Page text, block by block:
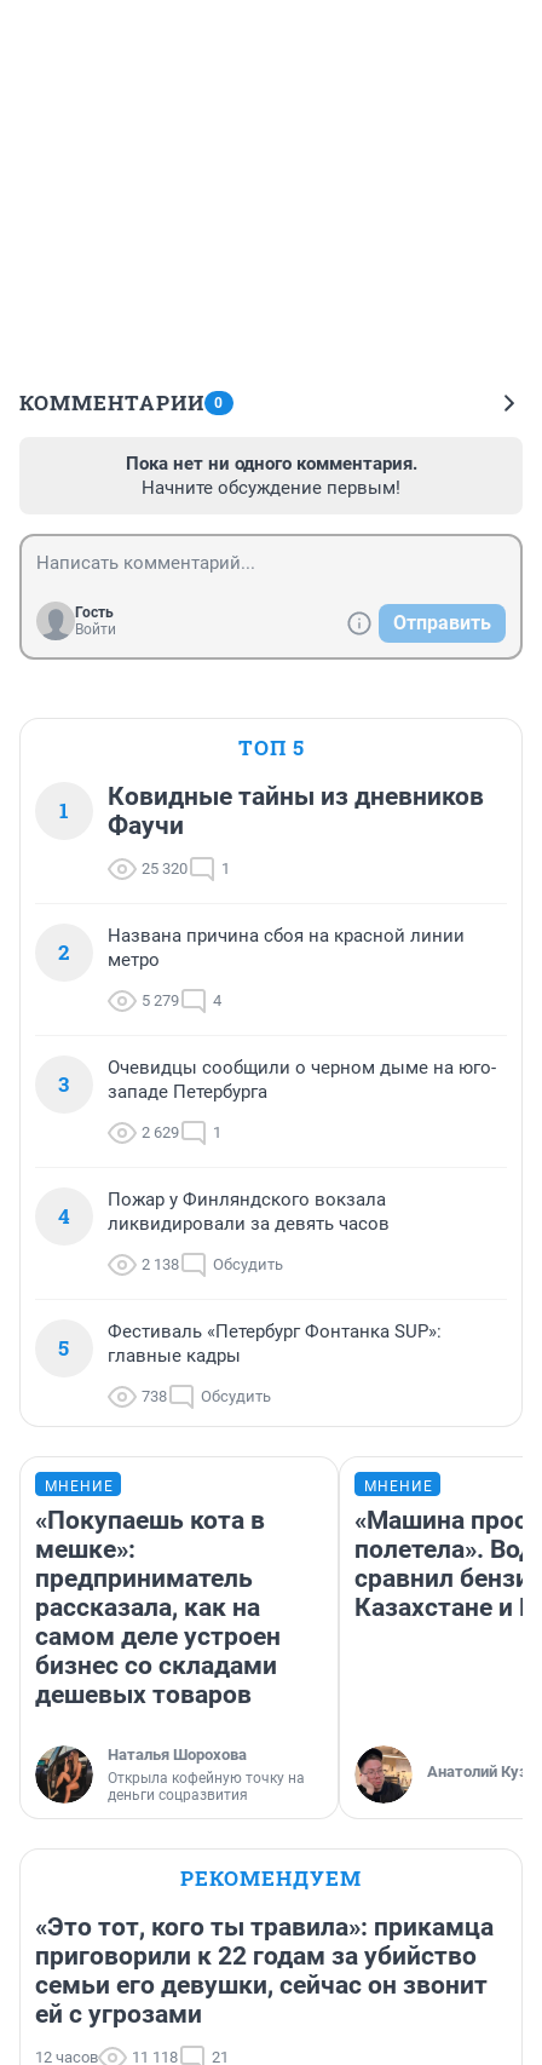
КОММЕНТАРИИ 0
Пока нет ни одного комментария.
Начните обсуждение первым!
Гость
Войти
Отправить
ТОП 5
1
Ковидные тайны из дневников
Фаучи
25 320 1
2
Названа причина сбоя на красной линии
метро
5 279 4
3
Очевидцы сообщили о черном дыме на юго-
западе Петербурга
2 629 1
4
Пожар у Финляндского вокзала
ликвидировали за девять часов
2 138 Обсудить
5
Фестиваль «Петербург Фонтанка SUP»:
главные кадры
738 Обсудить
МНЕНИЕ
«Покупаешь кота в
мешке»:
предприниматель
рассказала, как на
самом деле устроен
бизнес со складами
дешевых товаров
Наталья Шорохова
Открыла кофейную точку на
деньги соцразвития
МНЕНИЕ
«Машина
полетела».
сравнил
Казахстане и
Анатолий
РЕКОМЕНДУЕМ
«Это тот, кого ты травила»: прикамца
приговорили к 22 годам за убийство
семьи его девушки, сейчас он звонит
ей с угрозами
12 часов 11 118 21